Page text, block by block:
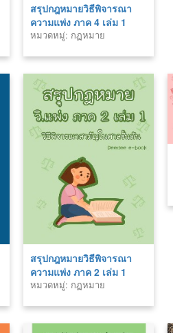
สรุปกฎหมายวิธีพิจารณา
ความแพ่ง ภาค 4 เล่ม 1
หมวดหมู่: กฏหมาย
สรุปกฎหมายวิธีพิจารณา
ความแพ่ง ภาค 2 เล่ม 1
หมวดหมู่: กฏหมาย